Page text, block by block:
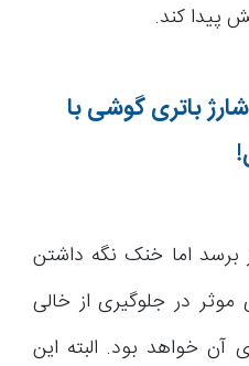
پیدا کند.
باتری گوشی با
برسد اما خنک نگه داشتن
در جلوگیری از خالی
آن خواهد بود. البته این